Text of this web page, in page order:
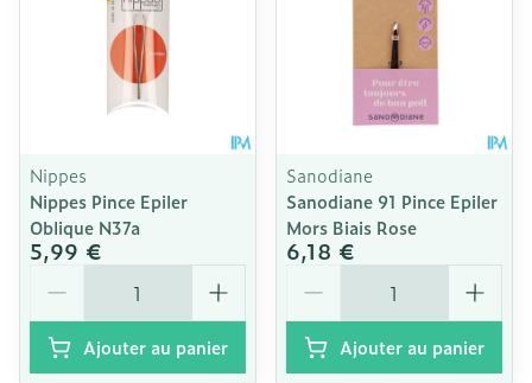
Nippes
Nippes Pince Epiler
Oblique N37a
5,99 €
Ajouter au panier
Sanodiane
Sanodiane 91 Pince Epiler
Mors Biais Rose
6,18 €
Ajouter au panier